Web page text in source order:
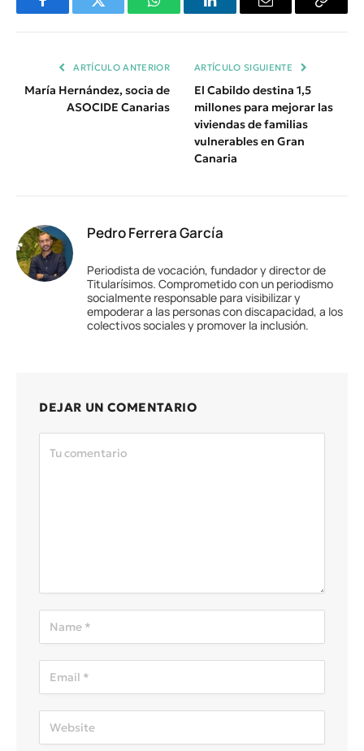
FacebookTwitter WhatsAppLinkedInEmail
Copiar
ARTÍCULO ANTERIOR
María Hernández, socia de
ASOCIDE Canarias
ARTÍCULO SIGUIENTE
El Cabildo destina 1,5
millones para mejorar las
viviendas de familias
vulnerables en Gran
Canaria
Pedro Ferrera García
Periodista de vocación, fundador y director de
Titularísimos. Comprometido con un periodismo
socialmente responsable para visibilizar y
empoderar a las personas con discapacidad, a los
colectivos sociales y promover la inclusión.
DEJAR UN COMENTARIO